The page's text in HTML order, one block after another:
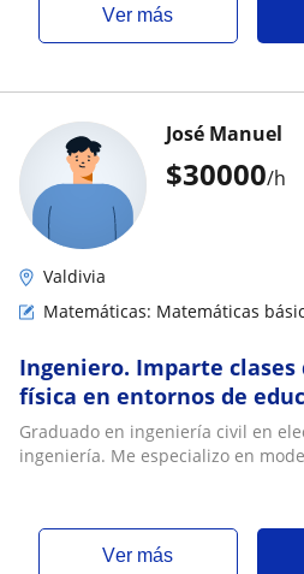
ver más
$30000/h
José Manuel
Valdivia
Matemáticas: Matemáticas
Ingeniero. Imparte
física en entornos de
(secund)
Graduado en ingeniería civil en
ingeniería. Me especializo en
ver más